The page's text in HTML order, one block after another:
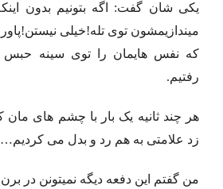
یکی شان گفت: اگه بتونیم بدون
میندازیمشون توی تله!خیلی
که نفس هایمان را توی سینه حبس
رفتیم.
هر چند ثانیه یک بار با چشم های
زد علامتی به هم رد و بدل می کردیم…
من گفتم این دفعه دیگه نمیتونن در